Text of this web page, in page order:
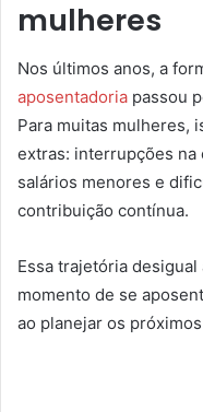
mulheres
Nos últimos anos, a
aposentadoria passou
Para muitas mulheres,
extras: interrupções na
salários menores e
contribuição contínua.
Essa trajetória
momento de se
ao planejar os